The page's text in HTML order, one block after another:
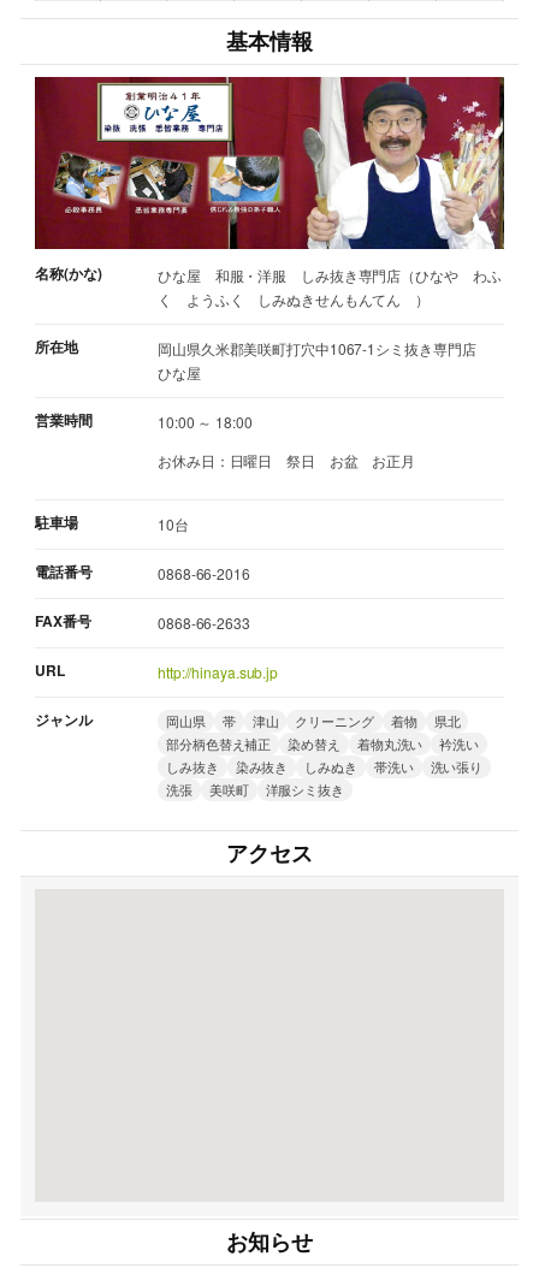
基本情報
名称(かな)
ひな屋 和服・洋服 しみ抜き専門店（ひなや わふ
く ようふく しみぬきせんもんてん ）
所在地
岡山県久米郡美咲町打穴中1067-1シミ抜き専門店
ひな屋
営業時間
10:00 ～ 18:00
お休み日：日曜日 祭日 お盆 お正月
駐車場 10台
電話番号 0868-66-2016
FAX番号 0868-66-2633
URL http://hinaya.sub.jp
ジャンル 岡山県 帯 津山 クリーニング 着物
県北
部分柄色替え補正
染め替え 着物丸洗い
衿洗い
しみ抜き
染み抜き しみぬき 帯洗い
洗い張り
洗張
美咲町 洋服シミ抜き
アクセス
お知らせ